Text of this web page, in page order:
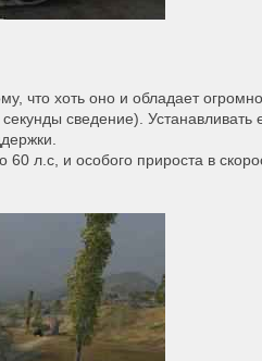
что хоть оно и обладает
сведение). Устанавливать
л.с, и особого прироста в